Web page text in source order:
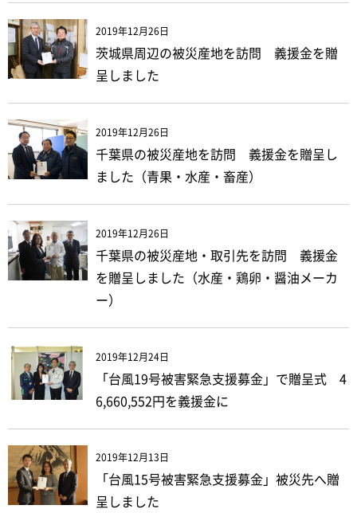
2019年12月26日
茨城県周辺の被災産地を訪問 義援金を贈
呈しました
2019年12月26日
千葉県の被災産地を訪問 義援金を贈呈し
ました（青果・水産・畜産）
2019年12月26日
千葉県の被災産地・取引先を訪問 義援金
を贈呈しました（水産・鶏卵・醤油メーカ
ー）
2019年12月24日
「台風19号被害緊急支援募金」で贈呈式 4
6,660,552円を義援金に
2019年12月13日
「台風15号被害緊急支援募金」被災先へ贈
呈しました